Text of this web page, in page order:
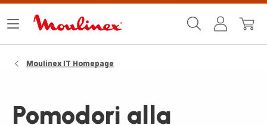
Il
Apri
Moulinex IT Homepage
Pomodori alla